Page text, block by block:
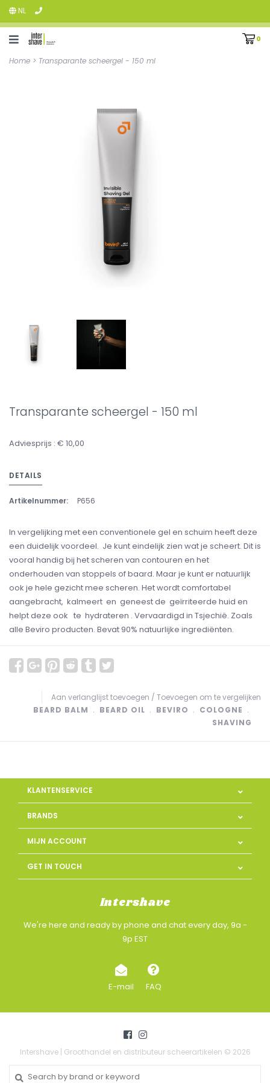
NL
0
Home > Transparante scheergel - 150 ml
Transparante scheergel - 150 ml
Adviesprijs : € 10,00
DETAILS
Artikelnummer: P656
In vergelijking met een conventionele gel en schuim heeft deze
een duidelijk voordeel. Je kunt eindelijk zien wat je scheert. Dit is
vooral handig bij het scheren van contouren en het
onderhouden van stoppels of baard. Maar je kunt er natuurlijk
ook je hele gezicht mee scheren. Het wordt comfortabel
aangebracht, kalmeert en geneest de geïrriteerde huid en
helpt deze ook te hydrateren . Vervaardigd in Tsjechië. Zoals
alle Beviro producten. Bevat 90% natuurlijke ingrediënten.
Aan verlanglijst toevoegen / Toevoegen om te vergelijken
BEARD BALM ﹒ BEARD OIL ﹒ BEVIRO ﹒ COLOGNE ﹒
SHAVING
KLANTENSERVICE
BRANDS
MIJN ACCOUNT
GET IN TOUCH
Intershave
We're here and ready by phone and chat every day, 9a -
9p EST
E-mail FAQ
Intershave | Groothandel en distributeur scheerartikelen © 2026